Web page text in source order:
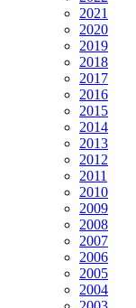
2021
2020
2019
2018
2017
2016
2015
2014
2013
2012
2011
2010
2009
2008
2007
2006
2005
2004